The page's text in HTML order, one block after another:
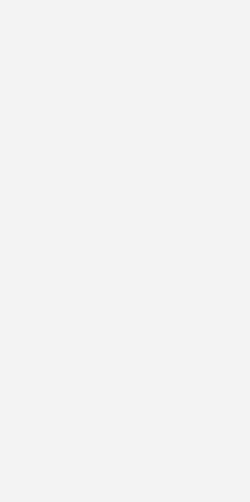
Kündigung von
fortlaufende Lieferungen)
Kündigung
der Besteller trotz Mahnung und
Zahlung gemäß nachfolgender
auf den Internetseiten von
verstehen sich alle
und zuzüglich